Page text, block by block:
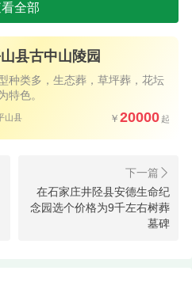
精致的圆形平台，平台上
，象征着温暖与光明。
，明亮而神圣，令人不
。在中心圆之上，两侧
霜的梅花，梅香四溢，寓
生前那份不屈的精神风
全部
县古中山陵园
种类多，生态葬，草坪葬，花坛
特色。
山县 20000
在石家庄井陉县安德生命纪
念园选个价格为9千左右树葬
墓碑